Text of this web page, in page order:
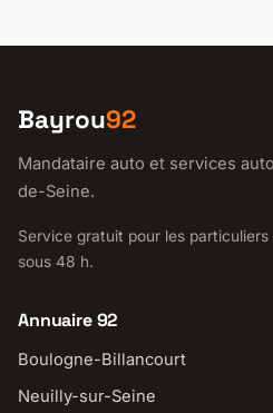
Bayrou92
Mandataire auto et services
de-Seine.
Service gratuit pour les
sous 48 h.
Annuaire 92
Boulogne-Billancourt
Neuilly-sur-Seine